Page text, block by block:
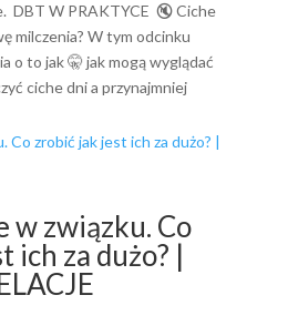
DBT W PRAKTYCE 🔇 Ciche
milczenia? W tym odcinku
o to jak 🤫 jak mogą wyglądać
ciche dni a przynajmniej
w związku. Co
ich za dużo? |